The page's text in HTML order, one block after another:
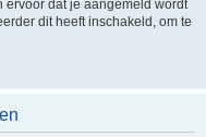
dat je aangemeld wordt
dit heeft inschakeld, om te